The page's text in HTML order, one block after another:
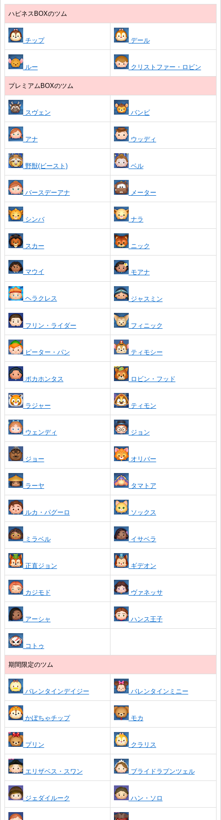
ハピネスBOXのツム
チップ デール
ルー クリストファー・ロビン
プレミアムBOXのツム
スヴェン バンビ
アナ ウッディ
野獣(ビースト) ベル
バースデーアナ メーター
シンバ ナラ
スカー ニック
マウイ モアナ
ヘラクレス ジャスミン
フリン・ライダー フィニック
ピーター・パン ティモシー
ポカホンタス ロビン・フッド
ラジャー ティモン
ウェンディ ジョン
ジョー オリバー
ラーヤ タマトア
ルカ・パグーロ ソックス
ミラベル イサベラ
正直ジョン ギデオン
カジモド ヴァネッサ
アーシャ ハンス王子
コトゥ
期間限定のツム
バレンタインデイジー バレンタインミニー
かぼちゃチップ モカ
プリン クラリス
エリザベス・スワン ブライドラプンツェル
ジェダイルーク ハン・ソロ